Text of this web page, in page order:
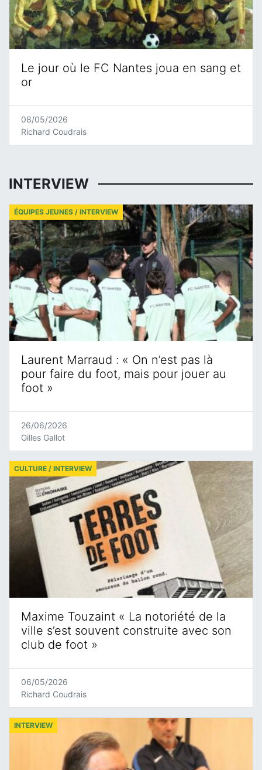
Le jour où le FC Nantes joua en sang et
or
08/05/2026
Richard Coudrais
INTERVIEW
Laurent Marraud : « On n’est pas là
pour faire du foot, mais pour jouer au
foot »
ÉQUIPES JEUNES / INTERVIEW
26/06/2026
Gilles Gallot
Maxime Touzaint « La notoriété de la
ville s’est souvent construite avec son
club de foot »
CULTURE / INTERVIEW
06/05/2026
Richard Coudrais
INTERVIEW